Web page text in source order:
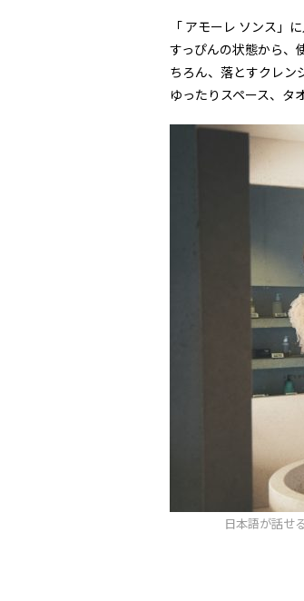
「 アモーレ ソンス」
すっぴんの状態から、
ちろん、落とすクレン
ゆったりスペース、タ
日本語が話せ